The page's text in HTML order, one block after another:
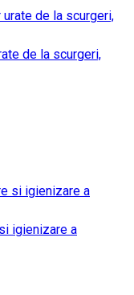
de la scurgeri,
igienizare a